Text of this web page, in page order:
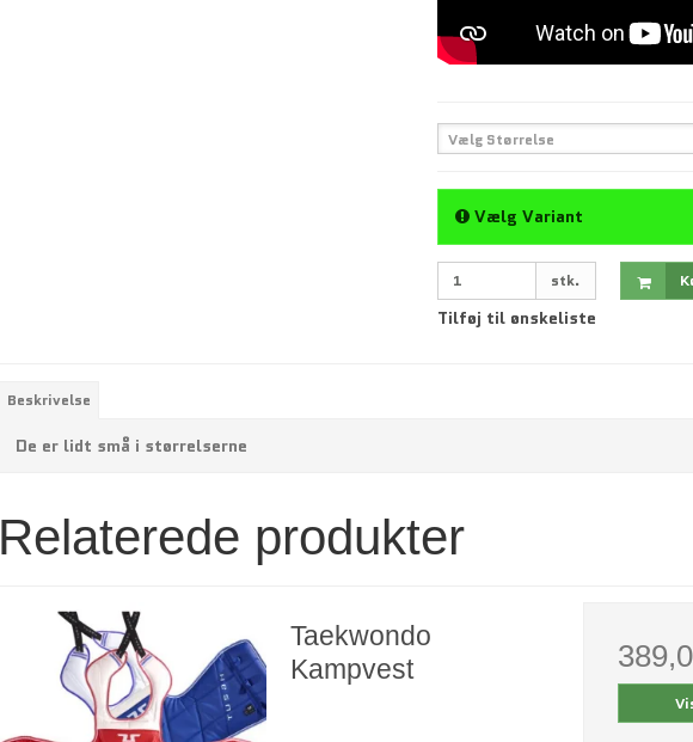
Vælg Størrelse
Vælg Variant
stk.
Tilføj til ønskeliste
Beskrivelse
De er lidt små i størrelserne
Relaterede produkter
Taekwondo
Kampvest